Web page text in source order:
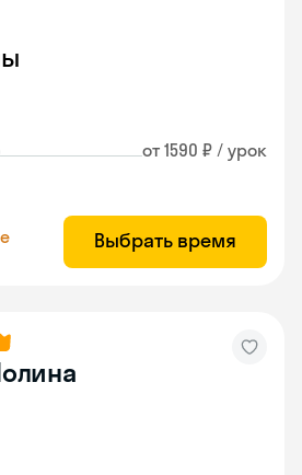
от 1590 ₽ / урок
Выбрать время